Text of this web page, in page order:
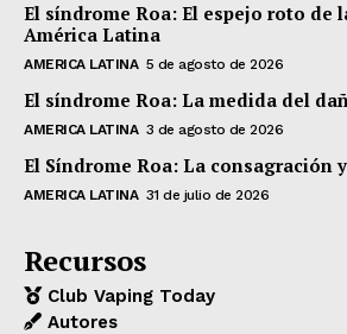
El síndrome Roa: El espejo roto de
América Latina
AMERICA LATINA 5 de agosto de 2026
El síndrome Roa: La medida del
AMERICA LATINA 3 de agosto de 2026
El Síndrome Roa: La consagración
AMERICA LATINA 31 de julio de 2026
Recursos
Club Vaping Today
Autores